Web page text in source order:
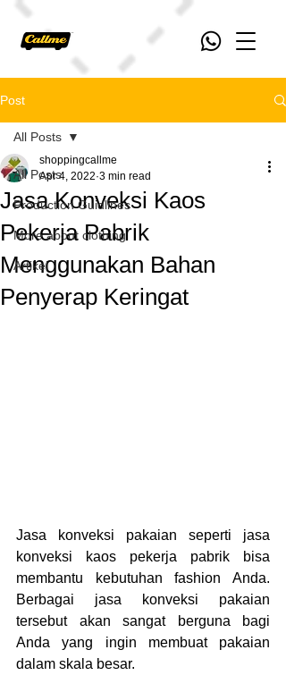
Post
All Posts
Production Guidlines
More about clothing
Artikel
All Posts
Jasa Konveksi Kaos
Pekerja Pabrik
Menggunakan Bahan
Penyerap Keringat
shoppingcallme
Apr 4, 2022 3 min read
Jasa konveksi pakaian seperti jasa
konveksi kaos pekerja pabrik bisa
membantu kebutuhan fashion Anda.
Berbagai jasa konveksi pakaian
tersebut akan sangat berguna bagi
Anda yang ingin membuat pakaian
dalam skala besar.